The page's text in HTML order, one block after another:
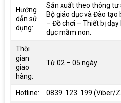
Hướng
dẫn sử
dụng:
Sản xuất theo thông tư
Bộ giáo dục và Đào
– Đồ chơi – Thiết bị
dục mầm non.
Thời
gian
giao
hàng:
Từ 02 – 05 ngày
Hotline: 0839. 123. 199 (Viber/